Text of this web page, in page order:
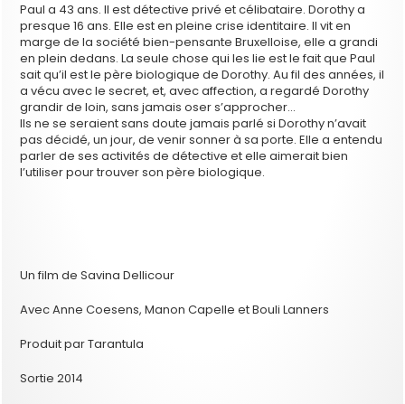
Paul a 43 ans. Il est détective privé et célibataire. Dorothy a
presque 16 ans. Elle est en pleine crise identitaire. Il vit en
marge de la société bien-pensante Bruxelloise, elle a grandi
en plein dedans. La seule chose qui les lie est le fait que Paul
sait qu’il est le père biologique de Dorothy. Au fil des années, il
a vécu avec le secret, et, avec affection, a regardé Dorothy
grandir de loin, sans jamais oser s’approcher…
Ils ne se seraient sans doute jamais parlé si Dorothy n’avait
pas décidé, un jour, de venir sonner à sa porte. Elle a entendu
parler de ses activités de détective et elle aimerait bien
l’utiliser pour trouver son père biologique.
Un film de Savina Dellicour
Avec Anne Coesens, Manon Capelle et Bouli Lanners
Produit par Tarantula
Sortie 2014